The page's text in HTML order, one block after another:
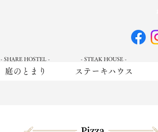
- SHARE HOSTEL - - STEAK HOUSE -
庭のとまり ステーキハウス